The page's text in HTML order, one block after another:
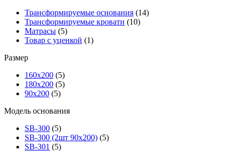
Трансформируемые основания (14)
Трансформируемые кровати (10)
Матрасы (5)
Товар с уценкой (1)
Размер
160х200 (5)
180х200 (5)
90х200 (5)
Модель основания
SB-300 (5)
SB-300 (2шт 90х200) (5)
SB-301 (5)